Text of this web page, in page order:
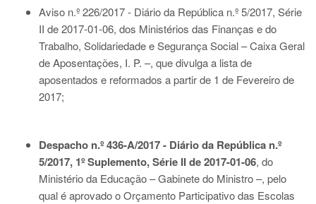
Aviso n.º 226/2017 - Diário da República n.º 5/2017, Série
II de 2017-01-06, dos Ministérios das Finanças e do
Trabalho, Solidariedade e Segurança Social – Caixa Geral
de Aposentações, I. P. –, que divulga a lista de
aposentados e reformados a partir de 1 de Fevereiro de
2017;
Despacho n.º 436-A/2017 - Diário da República n.º
5/2017, 1º Suplemento, Série II de 2017-01-06, do
Ministério da Educação – Gabinete do Ministro –, pelo
qual é aprovado o Orçamento Participativo das Escolas